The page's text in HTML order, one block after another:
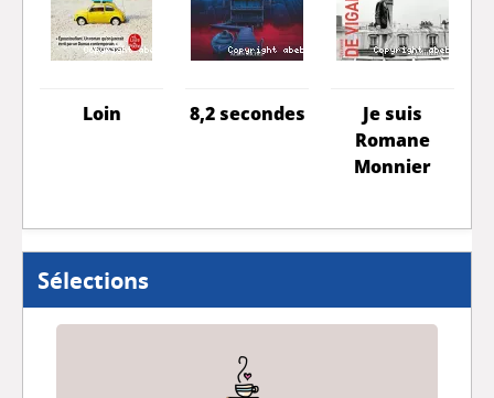
Loin 8,2 secondes
Je suis
Romane
Monnier
Sélections